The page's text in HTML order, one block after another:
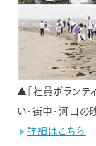
▲「社員ボランテ
い・街中・河口
詳細はこちら